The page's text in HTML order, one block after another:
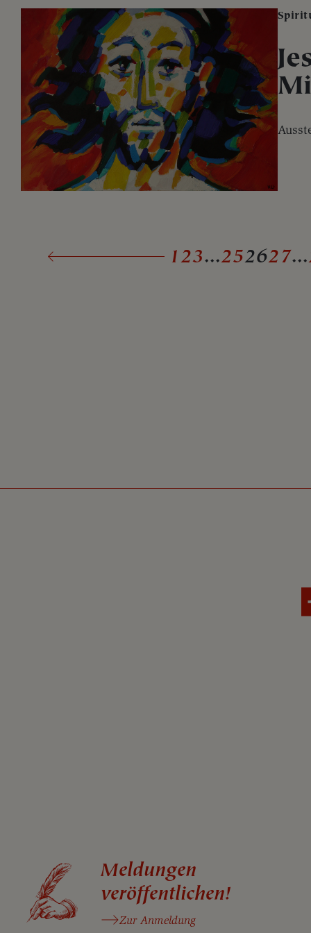
123...252627...
Meldungen
veröffentlichen!
Zur Anmeldung